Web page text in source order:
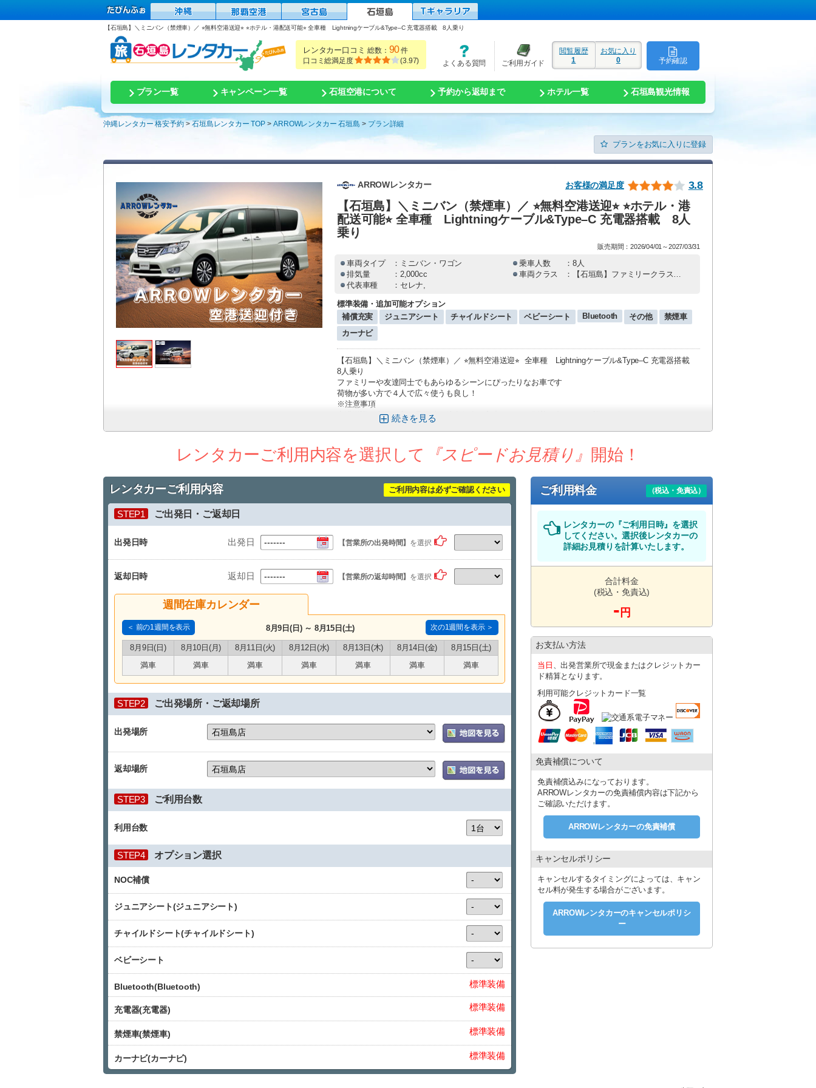
【石垣島】＼ミニバン（禁煙車）／ ⭐︎無料空港送迎⭐︎ ⭐︎ホテル・港配送可能⭐︎ 全車種 Lightningケーブル&Type–C 充電器搭載 8人乗り
レンタカー口コミ 総数： 90件
口コミ総満足度
(3.97) 予約確認
閲覧履歴
1
お気に入り
0
よくある質問 ご利用ガイド
プラン一覧 キャンペーン一覧 石垣空港について 予約から返却まで ホテル一覧 石垣島観光情報
沖縄レンタカー 格安予約 石垣島レンタカー TOP ARROWレンタカー 石垣島 プラン詳細
プランをお気に入りに登録
お客様の満足度 3.8
ARROWレンタカー
【石垣島】＼ミニバン（禁煙車）／ ⭐︎無料空港送迎⭐︎ ⭐︎ホテル・港
配送可能⭐︎ 全車種 Lightningケーブル&Type–C 充電器搭載 8人
乗り
販売期間：2026/04/01～2027/03/31
車両タイプ ：ミニバン・ワゴン 乗車人数
：8人
排気量
：2,000cc 車両クラス
：【石垣島】ファミリークラス（禁煙）
代表車種
：セレナ,
標準装備・追加可能オプション
補償充実
ジュニアシート チャイルドシート ベビーシート Bluetooth その他
禁煙車
カーナビ
【石垣島】＼ミニバン（禁煙車）／ ⭐︎無料空港送迎⭐︎ 全車種 Lightningケーブル&Type–C 充電器搭載
8人乗り
ファミリーや友達同士でもあらゆるシーンにぴったりなお車です
荷物が多い方で４人で広々使うも良し！
※注意事項
空港送迎ご利用の方は予約時に航空便名を入力頂ければ到着に合わせてお迎えに行きます！
ご利用時注意事項をしっかりとご確認の上ルールをお守りください！
続きを
レンタカーご利用内容を選択して 『スピードお見積り』 開始！
レンタカーご利用内容 ご利用内容は必ずご確認ください
STEP1 ご出発日・ご返却日
出発日時 出発日 【営業所の出発時間】 を選択
返却日時 返却日 【営業所の返却時間】 を選択
週間在庫カレンダー
＜ 前の1週間を表示 次の1週間を表示 ＞
8月9日(日) ～ 8月15日(土)
8月9日(日) 8月10日(月) 8月11日(火) 8月12日(水) 8月13日(木) 8月14日(金)
8月15日(土)
満車
満車 満車 満車 満車 満車 満車
STEP2 ご出発場所・ご返却場所
出発場所
返却場所
STEP3 ご利用台数
利用台数
STEP4 オプション選択
NOC補償
ジュニアシート(ジュニアシート)
チャイルドシート(チャイルドシート)
ベビーシート
Bluetooth(Bluetooth) 標準装備
充電器(充電器) 標準装備
禁煙車(禁煙車) 標準装備
カーナビ(カーナビ) 標準装備
ご利用料金 （税込・免責込）
レンタカーの『ご利用日時』を選択
してください。選択後レンタカーの
詳細お見積りを計算いたします。
合計料金
(税込・免責込)
- 円
お支払い方法
当日 、出発営業所で現金またはクレジットカー
ド精算となります。
利用可能クレジットカード一覧
免責補償について
免責補償込みになっております。
ARROWレンタカーの免責補償内容は下記から
ご確認いただけます。
ARROWレンタカーの免責補償
キャンセルポリシー
キャンセルするタイミングによっては、キャン
セル料が発生する場合がございます。
ARROWレンタカーのキャンセルポリシ
ー